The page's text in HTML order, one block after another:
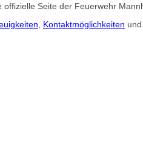
Seite der Feuerwehr
Kontaktmöglichkeiten